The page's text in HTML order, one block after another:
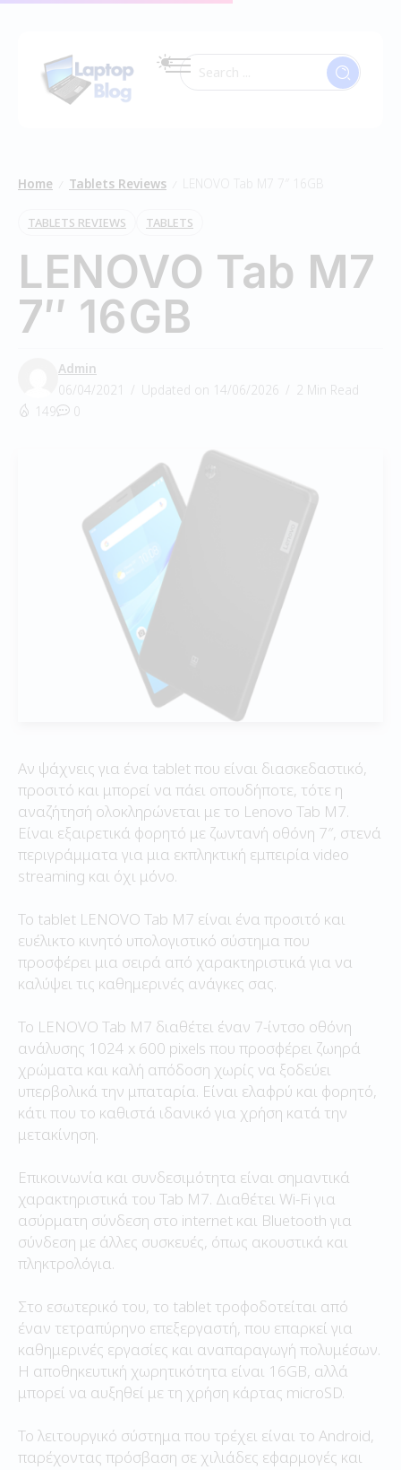
Home Tablets Reviews LENOVO Tab M7 7″ 16GB
TABLETS REVIEWS TABLETS
LENOVO Tab M7
7″ 16GB
Admin
06/04/2021
Updated on 14/06/2026
2 Min Read
149
0
Αν ψάχνεις για ένα tablet που είναι διασκεδαστικό,
προσιτό και μπορεί να πάει οπουδήποτε, τότε η
αναζήτησή ολοκληρώνεται με το Lenovo Tab M7.
Είναι εξαιρετικά φορητό με ζωντανή οθόνη 7″, στενά
περιγράμματα για μια εκπληκτική εμπειρία video
streaming και όχι μόνο.
Το tablet LENOVO Tab M7 είναι ένα προσιτό και
ευέλικτο κινητό υπολογιστικό σύστημα που
προσφέρει μια σειρά από χαρακτηριστικά για να
καλύψει τις καθημερινές ανάγκες σας.
Το LENOVO Tab M7 διαθέτει έναν 7-ίντσο οθόνη
ανάλυσης 1024 x 600 pixels που προσφέρει ζωηρά
χρώματα και καλή απόδοση χωρίς να ξοδεύει
υπερβολικά την μπαταρία. Είναι ελαφρύ και φορητό,
κάτι που το καθιστά ιδανικό για χρήση κατά την
μετακίνηση.
Επικοινωνία και συνδεσιμότητα είναι σημαντικά
χαρακτηριστικά του Tab M7. Διαθέτει Wi-Fi για
ασύρματη σύνδεση στο internet και Bluetooth για
σύνδεση με άλλες συσκευές, όπως ακουστικά και
πληκτρολόγια.
Στο εσωτερικό του, το tablet τροφοδοτείται από
έναν τετραπύρηνο επεξεργαστή, που επαρκεί για
καθημερινές εργασίες και αναπαραγωγή πολυμέσων.
Η αποθηκευτική χωρητικότητα είναι 16GB, αλλά
μπορεί να αυξηθεί με τη χρήση κάρτας microSD.
Το λειτουργικό σύστημα που τρέχει είναι το Android,
παρέχοντας πρόσβαση σε χιλιάδες εφαρμογές και